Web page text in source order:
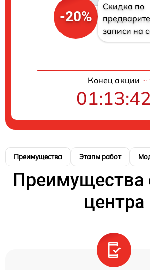
-20%
Скидка по
записи на
Конец акции
01:13:41
Преимущества Этапы работ
Преимущества
центра